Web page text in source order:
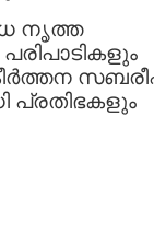
നൃത്ത
പ്രതിഭകളും